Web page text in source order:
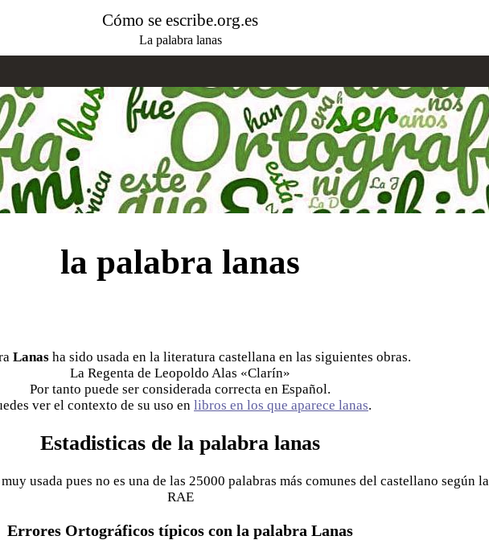
Cómo se escribe.org.es
La palabra lanas
la palabra lanas
Lanas ha sido usada en la literatura castellana en las siguientes obras.
La Regenta de Leopoldo Alas «Clarín»
Por tanto puede ser considerada correcta en Español.
ver el contexto de su uso en libros en los que aparece lanas.
Estadisticas de la palabra lanas
usada pues no es una de las 25000 palabras más comunes del castellano según la
RAE
Errores Ortográficos típicos con la palabra Lanas